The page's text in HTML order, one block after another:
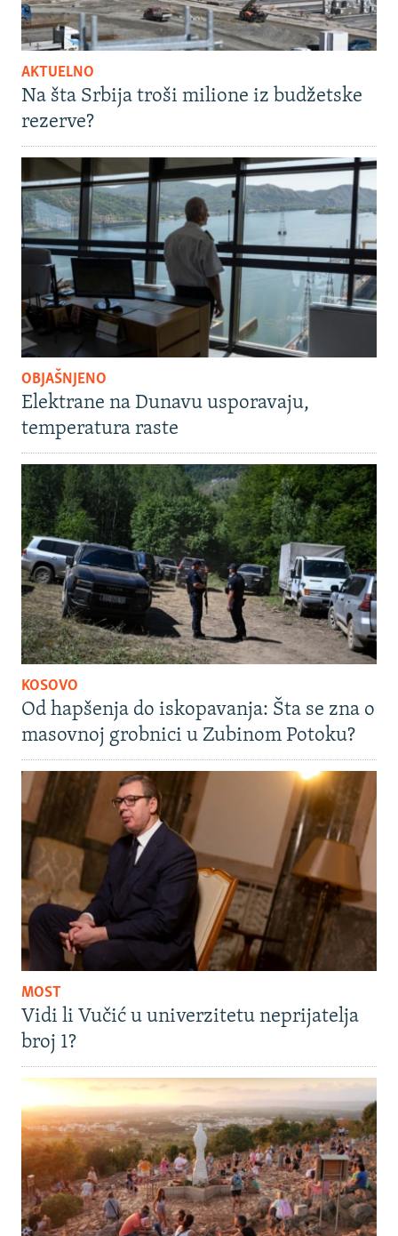
AKTUELNO
Na šta Srbija troši milione iz budžetske
rezerve?
OBJAŠNJENO
Elektrane na Dunavu usporavaju,
temperatura raste
KOSOVO
Od hapšenja do iskopavanja: Šta se zna o
masovnoj grobnici u Zubinom Potoku?
MOST
Vidi li Vučić u univerzitetu neprijatelja
broj 1?